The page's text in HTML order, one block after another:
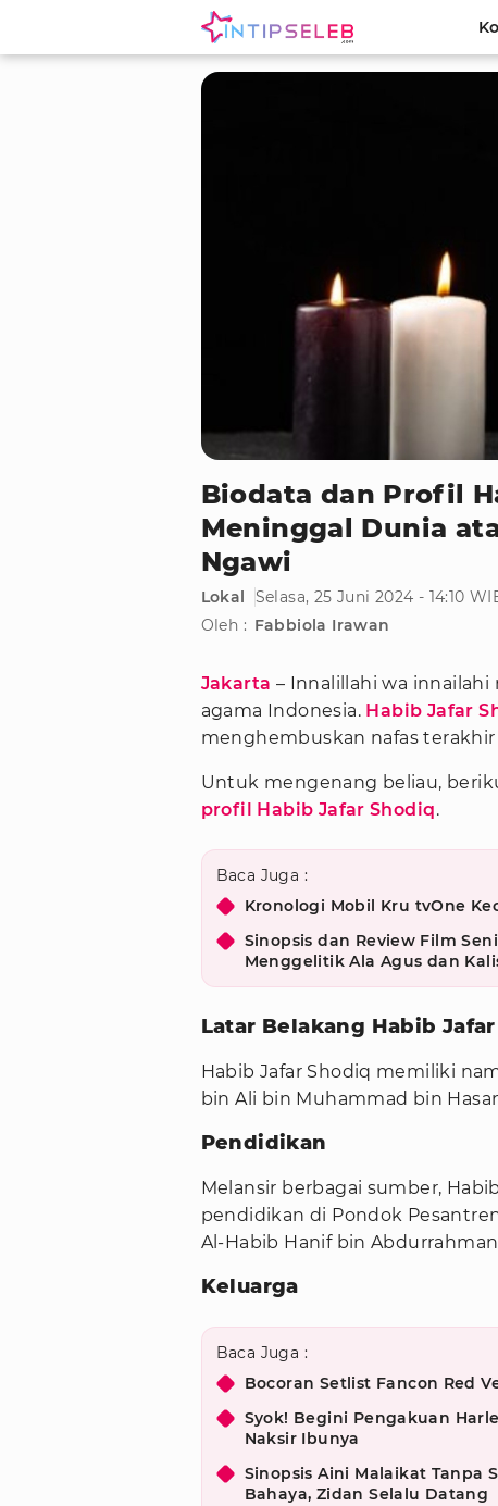
Biodata dan Profil
Meninggal Dunia
Ngawi
Lokal
Selasa, 25 Juni 2024 - 14:10
Oleh : Fabbiola Irawan
Jakarta – Innalillahi wa
agama Indonesia. Habib Jafar
menghembuskan nafas terakhir
Untuk mengenang beliau,
profil Habib Jafar Shodiq.
Baca Juga :
Kronologi Mobil Kru tvOne
Sinopsis dan Review Film
Menggelitik Ala Agus dan
Latar Belakang Habib
Habib Jafar Shodiq memiliki
bin Ali bin Muhammad bin
Pendidikan
Melansir berbagai sumber,
pendidikan di Pondok
Al-Habib Hanif bin
Keluarga
Baca Juga :
Bocoran Setlist Fancon Red
Syok! Begini Pengakuan
Naksir Ibunya
Sinopsis Aini Malaikat Tanpa
Bahaya, Zidan Selalu Datang